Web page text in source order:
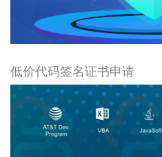
低价代码签名证书申请